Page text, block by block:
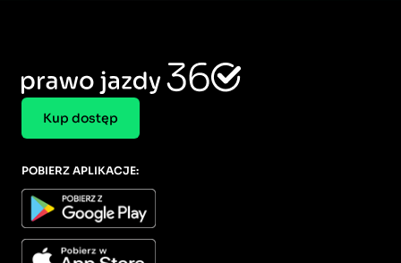
Kup dostęp
POBIERZ APLIKACJE: